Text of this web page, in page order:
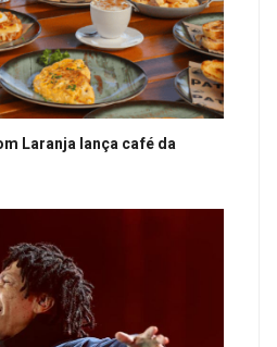
Laranja lança café da